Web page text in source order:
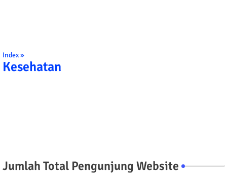
Index »
Kesehatan
Jumlah Total Pengunjung Website